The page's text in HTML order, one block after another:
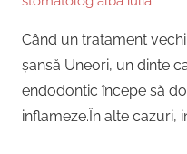
Când un tratament
șansă Uneori, un dinte
endodontic începe să
inflameze.În alte cazuri,